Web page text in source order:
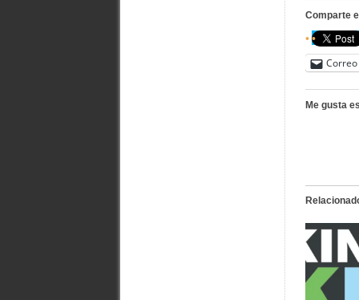
Comparte
Me gusta